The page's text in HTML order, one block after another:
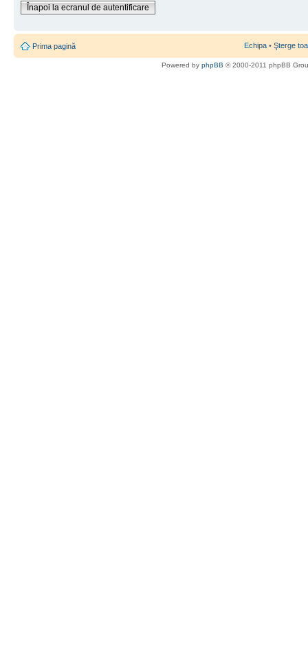
Înapoi la ecranul de autentificare
Prima pagină Echipa • Şterge
Powered by phpBB © 2000-2011 phpBB